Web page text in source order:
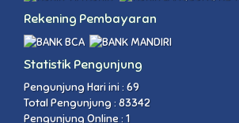
Rekening Pembayaran
Statistik Pengunjung
Pengunjung Hari ini : 69
Total Pengunjung : 83342
Pengunjung Online : 1